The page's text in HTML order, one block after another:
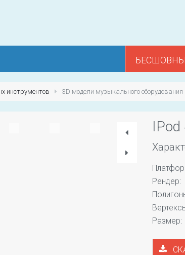
инструментов 3D модели музыкального оборудования
Рендер:
Размер: